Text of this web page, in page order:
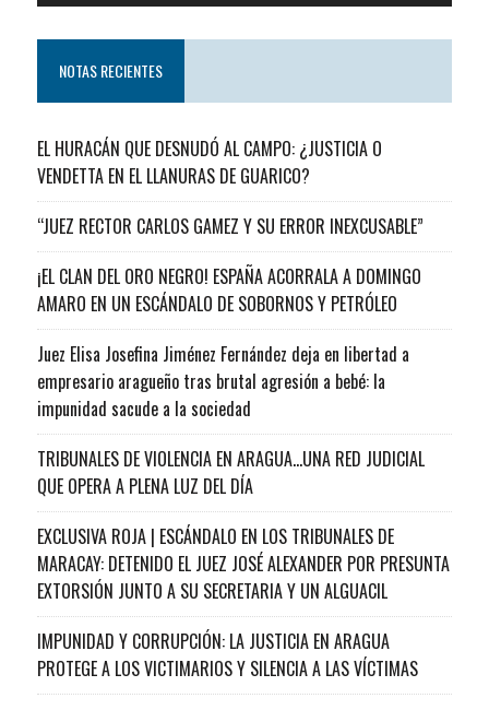
NOTAS RECIENTES
EL HURACÁN QUE DESNUDÓ AL CAMPO: ¿JUSTICIA O
VENDETTA EN EL LLANURAS DE GUARICO?
“JUEZ RECTOR CARLOS GAMEZ Y SU ERROR INEXCUSABLE”
¡EL CLAN DEL ORO NEGRO! ESPAÑA ACORRALA A DOMINGO
AMARO EN UN ESCÁNDALO DE SOBORNOS Y PETRÓLEO
Juez Elisa Josefina Jiménez Fernández deja en libertad a
empresario aragueño tras brutal agresión a bebé: la
impunidad sacude a la sociedad
TRIBUNALES DE VIOLENCIA EN ARAGUA…UNA RED JUDICIAL
QUE OPERA A PLENA LUZ DEL DÍA
EXCLUSIVA ROJA | ESCÁNDALO EN LOS TRIBUNALES DE
MARACAY: DETENIDO EL JUEZ JOSÉ ALEXANDER POR PRESUNTA
EXTORSIÓN JUNTO A SU SECRETARIA Y UN ALGUACIL
IMPUNIDAD Y CORRUPCIÓN: LA JUSTICIA EN ARAGUA
PROTEGE A LOS VICTIMARIOS Y SILENCIA A LAS VÍCTIMAS